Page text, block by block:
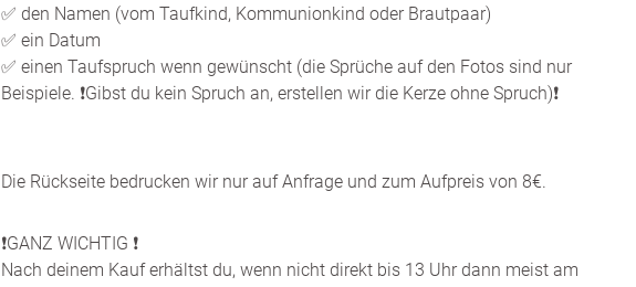
✅ den Namen (vom Taufkind, Kommunionkind oder Brautpaar)
✅ ein Datum
✅ einen Taufspruch wenn gewünscht (die Sprüche auf den Fotos sind nur
Beispiele. ❗️Gibst du kein Spruch an, erstellen wir die Kerze ohne Spruch)❗️
Die Rückseite bedrucken wir nur auf Anfrage und zum Aufpreis von 8€.
❗️GANZ WICHTIG ❗️
Nach deinem Kauf erhältst du, wenn nicht direkt bis 13 Uhr dann meist am